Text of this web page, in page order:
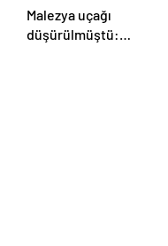
Malezya uçağı
düşürülmüştü: